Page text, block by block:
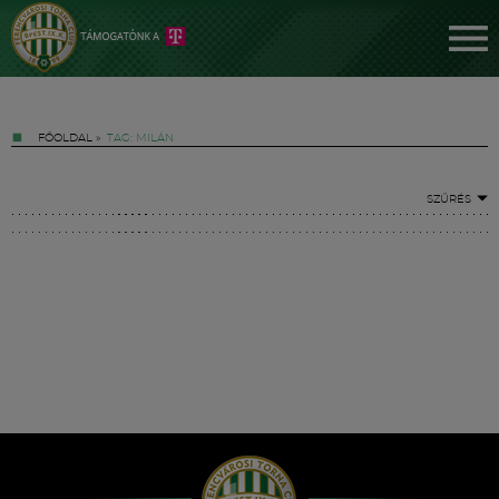
FŐOLDAL » TAG: MILÁN
SZŰRÉS
Hírek